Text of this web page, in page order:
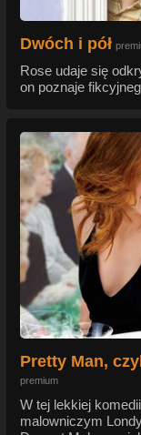
Dwóch i pół
Rose udaje się
on poznaje
Pretty Man,
premium
W tej lekkiej
malowniczym